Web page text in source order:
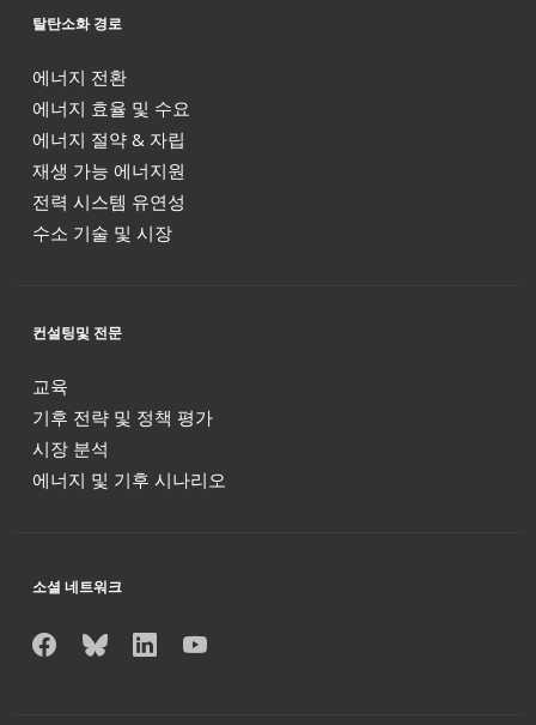
탈탄소화 경로
에너지 전환
에너지 효율 및 수요
에너지 절약 & 자립
재생 가능 에너지원
전력 시스템 유연성
수소 기술 및 시장
컨설팅및 전문
교육
기후 전략 및 정책 평가
시장 분석
에너지 및 기후 시나리오
소셜 네트워크